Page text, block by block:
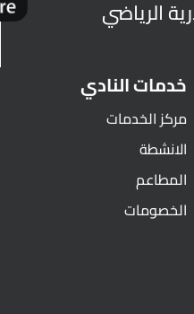
الرياضي
خدمات النادي
مركز الخدمات
الانشطة
المطاعم
الخصومات